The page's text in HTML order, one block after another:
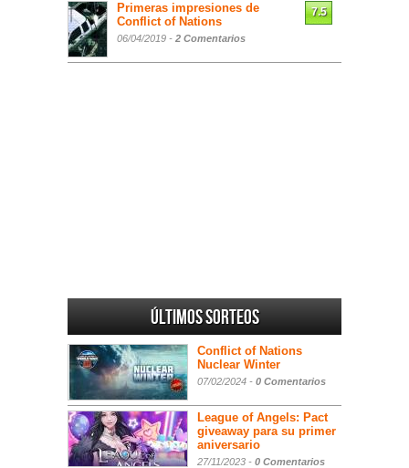
Primeras impresiones de
Conflict of Nations
06/04/2019 - 2 Comentarios
7.5
Últimos sorteos
Conflict of Nations
Nuclear Winter
07/02/2024 - 0 Comentarios
League of Angels: Pact
giveaway para su primer
aniversario
27/11/2023 - 0 Comentarios